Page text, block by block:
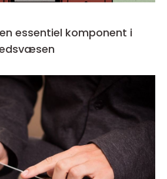
essentiel komponent i